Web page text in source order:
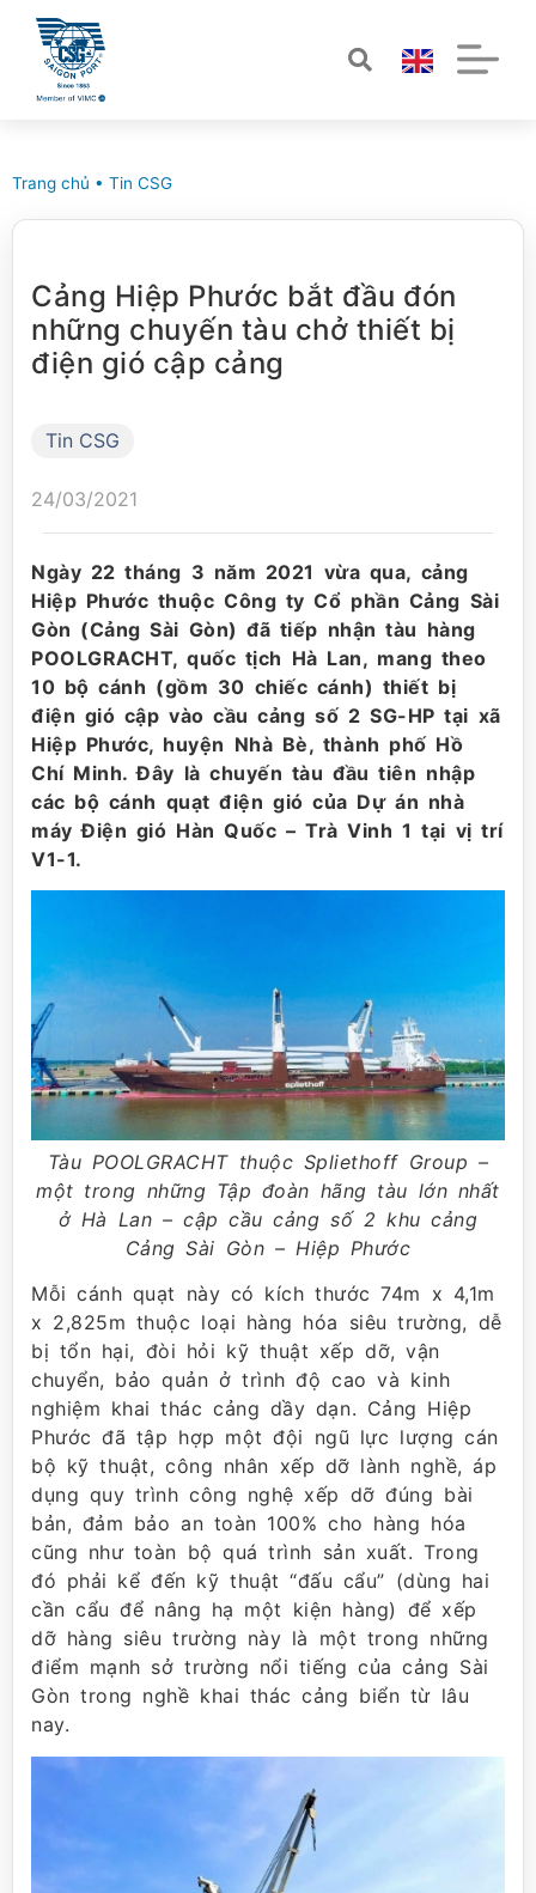
Trang chủ • Tin CSG
Cảng Hiệp Phước bắt đầu đón
những chuyến tàu chở thiết bị
điện gió cập cảng
Tin CSG
24/03/2021
Ngày 22 tháng 3 năm 2021 vừa qua, cảng
Hiệp Phước thuộc Công ty Cổ phần Cảng Sài
Gòn (Cảng Sài Gòn) đã tiếp nhận tàu hàng
POOLGRACHT, quốc tịch Hà Lan, mang theo
10 bộ cánh (gồm 30 chiếc cánh) thiết bị
điện gió cập vào cầu cảng số 2 SG-HP tại xã
Hiệp Phước, huyện Nhà Bè, thành phố Hồ
Chí Minh. Đây là chuyến tàu đầu tiên nhập
các bộ cánh quạt điện gió của Dự án nhà
máy Điện gió Hàn Quốc – Trà Vinh 1 tại vị trí
V1-1.
Tàu POOLGRACHT thuộc Spliethoff Group –
một trong những Tập đoàn hãng tàu lớn nhất
ở Hà Lan – cập cầu cảng số 2 khu cảng
Cảng Sài Gòn – Hiệp Phước
Mỗi cánh quạt này có kích thước 74m x 4,1m
x 2,825m thuộc loại hàng hóa siêu trường, dễ
bị tổn hại, đòi hỏi kỹ thuật xếp dỡ, vận
chuyển, bảo quản ở trình độ cao và kinh
nghiệm khai thác cảng dầy dạn. Cảng Hiệp
Phước đã tập hợp một đội ngũ lực lượng cán
bộ kỹ thuật, công nhân xếp dỡ lành nghề, áp
dụng quy trình công nghệ xếp dỡ đúng bài
bản, đảm bảo an toàn 100% cho hàng hóa
cũng như toàn bộ quá trình sản xuất. Trong
đó phải kể đến kỹ thuật “đấu cẩu” (dùng hai
cần cẩu để nâng hạ một kiện hàng) để xếp
dỡ hàng siêu trường này là một trong những
điểm mạnh sở trường nổi tiếng của cảng Sài
Gòn trong nghề khai thác cảng biển từ lâu
nay.